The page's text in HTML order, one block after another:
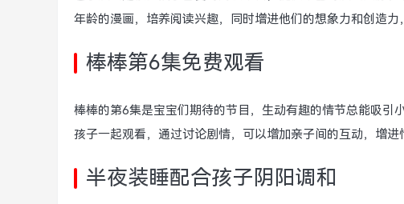
年龄的漫画，培养阅读兴趣，同时增进他们的想象力和创造力
棒棒第6集免费观看
棒棒的第6集是宝宝们期待的节目，生动有趣的情节总能吸引
孩子一起观看，通过讨论剧情，可以增加亲子间的互动，增进
半夜装睡配合孩子阴阳调和